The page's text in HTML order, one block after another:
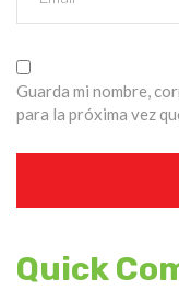
Guarda mi nombre,
para la próxima vez
Quick